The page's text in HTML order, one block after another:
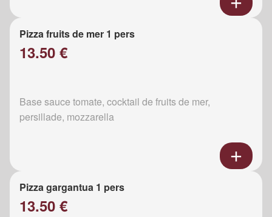
Pizza fruits de mer 1 pers
13.50 €
Base sauce tomate, cocktail de fruits de mer,
persillade, mozzarella
Pizza gargantua 1 pers
13.50 €